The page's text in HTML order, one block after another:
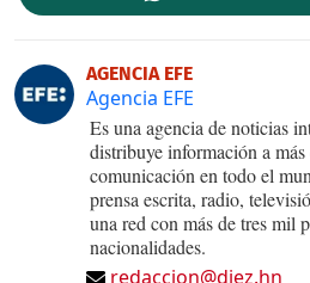
AGENCIA EFE
Agencia EFE
Es una agencia de noticias
distribuye información a
comunicación en todo el
prensa escrita, radio,
una red con más de tres mil
nacionalidades.
redaccion@diez.hn